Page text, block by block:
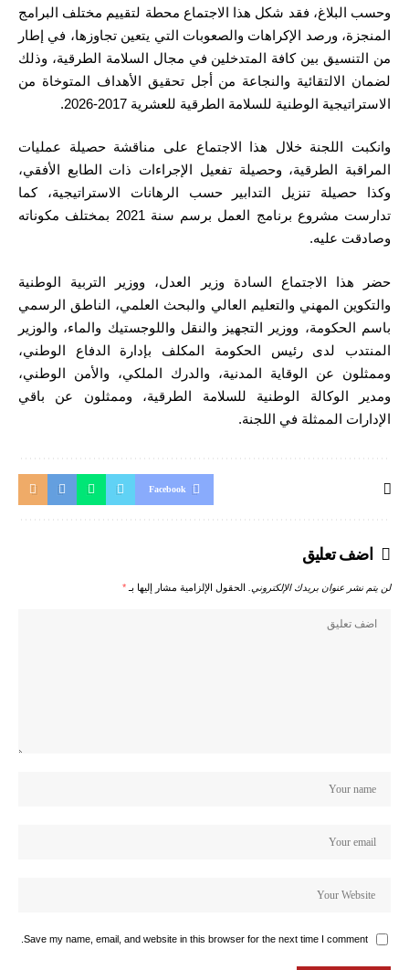
وحسب البلاغ، فقد شكل هذا الاجتماع محطة لتقييم مختلف البرامج
المنجزة، ورصد الإكراهات والصعوبات التي يتعين تجاوزها، في إطار
من التنسيق بين كافة المتدخلين في مجال السلامة الطرقية، وذلك
لضمان الالتقائية والنجاعة من أجل تحقيق الأهداف المتوخاة من
الاستراتيجية الوطنية للسلامة الطرقية للعشرية 2017-2026.
وانكبت اللجنة خلال هذا الاجتماع على مناقشة حصيلة عمليات
المراقبة الطرقية، وحصيلة تفعيل الإجراءات ذات الطابع الأفقي،
وكذا حصيلة تنزيل التدابير حسب الرهانات الاستراتيجية، كما
تدارست مشروع برنامج العمل برسم سنة 2021 بمختلف مكوناته
وصادقت عليه.
حضر هذا الاجتماع السادة وزير العدل، ووزير التربية الوطنية
والتكوين المهني والتعليم العالي والبحث العلمي، الناطق الرسمي
باسم الحكومة، ووزير التجهيز والنقل واللوجستيك والماء، والوزير
المنتدب لدى رئيس الحكومة المكلف بإدارة الدفاع الوطني،
وممثلون عن الوقاية المدنية، والدرك الملكي، والأمن الوطني،
ومدير الوكالة الوطنية للسلامة الطرقية، وممثلون عن باقي
الإدارات الممثلة في اللجنة.
Facebook
اضف تعليق
لن يتم نشر عنوان بريدك الإلكتروني. الحقول الإلزامية مشار إليها بـ *
Save my name, email, and website in this browser for the next time I comment.